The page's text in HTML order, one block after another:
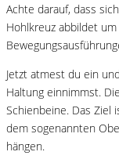
Achte darauf, dass
Hohlkreuz abbildet
Jetzt atmest du ein
Haltung einnimmst.
Schienbeine. Das Ziel
dem sogenannten
hängen.